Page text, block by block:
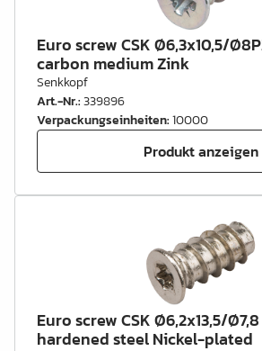
Euro screw CSK Ø6,3x10,5/
carbon medium Zink
Senkkopf
Art.-Nr.:339896
Verpackungseinheiten:10000
Produkt anzeigen
Euro screw CSK Ø6,2x13,5/
hardened steel Nickel-plated